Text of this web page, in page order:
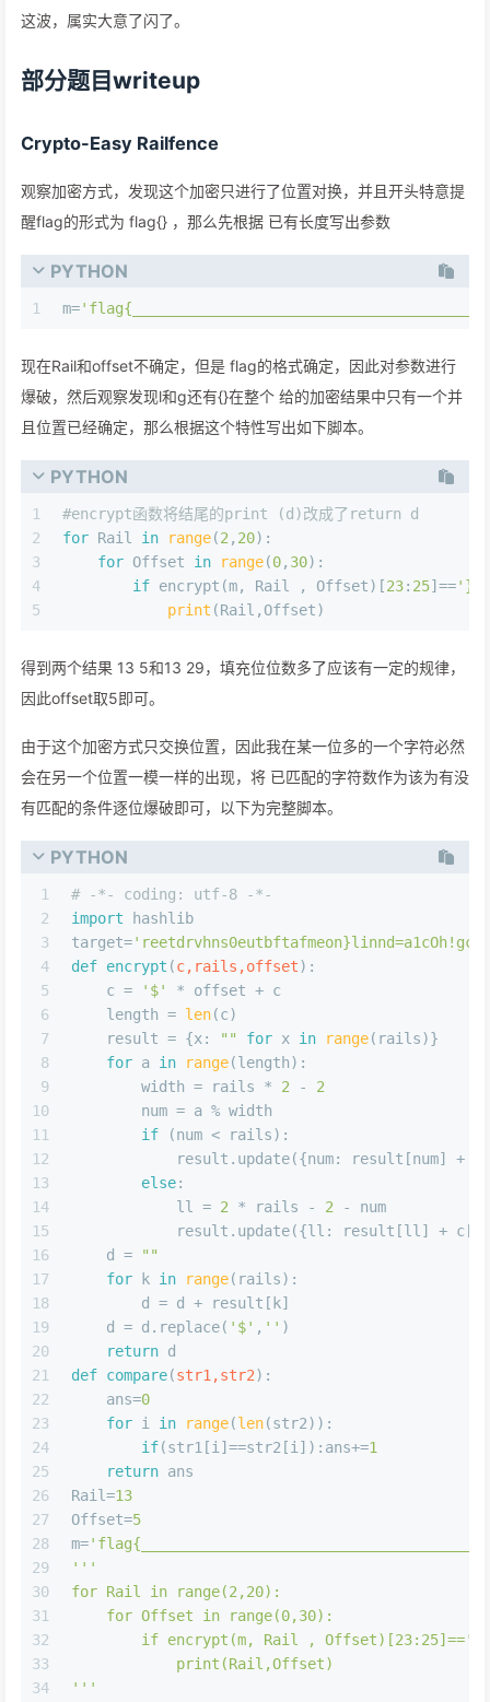
这波，属实大意了闪了。
部分题目writeup
Crypto-Easy Railfence
观察加密方式，发现这个加密只进行了位置对换，并且开头特意提
醒flag的形式为 flag{} ，那么先根据 已有长度写出参数
PYTHON
1 m=
现在Rail和offset不确定，但是 flag的格式确定，因此对参数进行
爆破，然后观察发现l和g还有{}在整个 给的加密结果中只有一个并
且位置已经确定，那么根据这个特性写出如下脚本。
PYTHON
1
2
3
4
5
#encrypt函数将结尾的print (d)改成了return d
for Rail in range(2 , 20):
for Offset in range(0, 30):
if encrypt(m, Rail , Offset)[23: 25]=='}l'
print (Rail,Offset)
得到两个结果 13 5和13 29，填充位位数多了应该有一定的规律，
因此offset取5即可。
由于这个加密方式只交换位置，因此我在某一位多的一个字符必然
会在另一个位置一模一样的出现，将 已匹配的字符数作为该为有没
有匹配的条件逐位爆破即可，以下为完整脚本。
PYTHON
1
2
3
4
5
6
7
8
9
10
11
12
13
14
15
16
17
18
19
20
21
22
23
24
25
26
27
28
29
30
31
32
33
34
# -*- coding: utf-8 -*-
import hashlib
target=
def encrypt (c,rails,offset):
    c =
'$'
* offset + c
    length =
len(c)
    result = {x:
"" for x in range(rails)}
for a in range(length):
        width = rails *
2 - 2
        num = a % width
if (num < rails):
result.update({num: result[num] +
else:
            ll =
2 * rails - 2 - num
result.update({ll: result[ll] +
    d =
""
for k in range(rails):
        d = d + result[k]
    d = d.replace(
'$' , '' )
return d
def compare(str1,str2):
    ans=
0
for i in range(len(str2)):
if(str1[i]==str2[i]):ans+=1
return ans
Rail=13
Offset=5
m=
'''
for Rail in range(2,20):
    for Offset in range(0,30):
if encrypt(m, Rail ,
            print(Rail,Offset)
'''